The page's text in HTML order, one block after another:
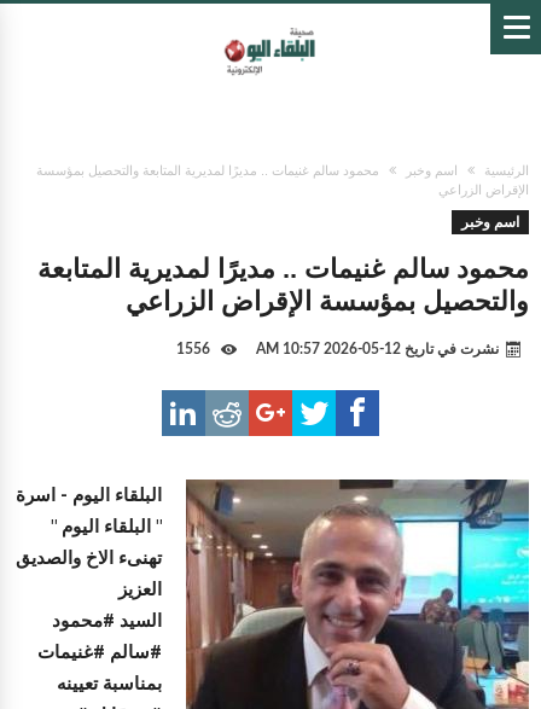
الرئيسية اسم وخبر
محمود سالم غنيمات .. مديرًا لمديرية المتابعة والتحصيل بمؤسسة
الإقراض الزراعي
اسم وخبر
محمود سالم غنيمات .. مديرًا لمديرية المتابعة
والتحصيل بمؤسسة الإقراض الزراعي
نشرت في تاريخ 12-05-2026 10:57 AM
البلقاء اليوم - اسرة
" البلقاء اليوم "
تهنىء الاخ والصديق
العزيز
السيد #محمود
#سالم #غنيمات
بمناسبة تعيينه